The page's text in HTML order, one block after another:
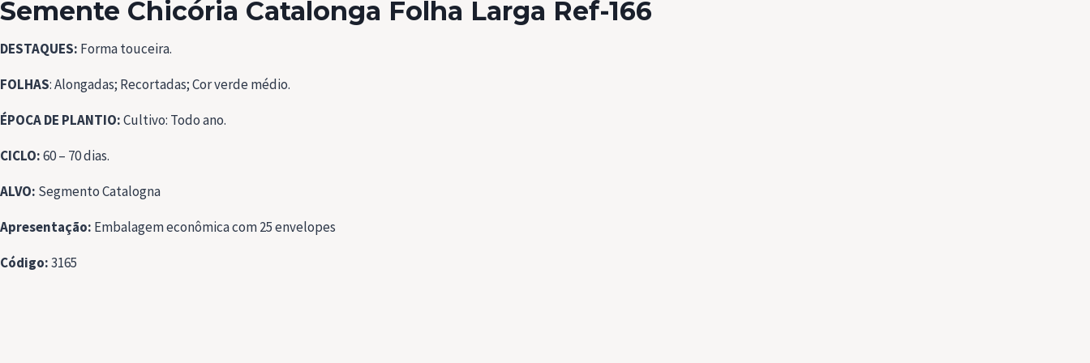
Semente Chicória Catalonga Folha Larga Ref-166
DESTAQUES: Forma touceira.
FOLHAS: Alongadas; Recortadas; Cor verde médio.
ÉPOCA DE PLANTIO:Cultivo: Todo ano.
CICLO:60 – 70 dias.
ALVO: Segmento Catalogna
Apresentação: Embalagem econômica com 25 envelopes
Código:3165